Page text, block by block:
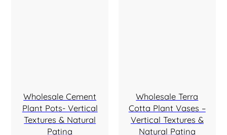
Wholesale Cement
Plant Pots- Vertical
Textures & Natural
Patina
Wholesale Terra
Cotta Plant Vases –
Vertical Textures &
Natural Patina